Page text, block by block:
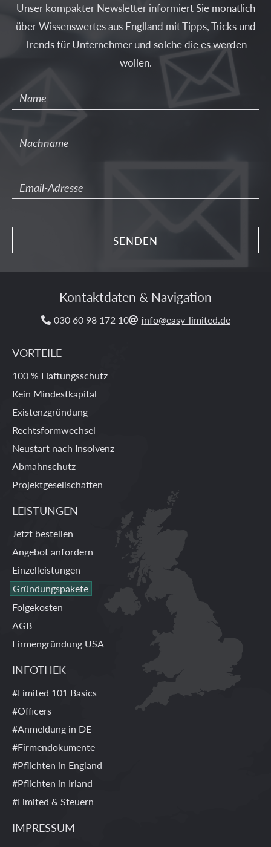
Unser kompakter Newsletter informiert Sie monatlich
über Wissenswertes aus Englland mit Tipps, Tricks und
Trends für Unternehmer und solche die es werden
wollen.
Kontaktdaten & Navigation
 030 60 98 172 10 info@easy-limited.de
VORTEILE
100 % Haftungsschutz
Kein Mindestkapital
Existenzgründung
Rechtsformwechsel
Neustart nach Insolvenz
Abmahnschutz
Projektgesellschaften
LEISTUNGEN
Jetzt bestellen
Angebot anfordern
Einzelleistungen
Gründungspakete
Folgekosten
AGB
Firmengründung USA
INFOTHEK
#Limited 101 Basics
#Officers
#Anmeldung in DE
#Firmendokumente
#Pflichten in England
#Pflichten in Irland
#Limited & Steuern
IMPRESSUM